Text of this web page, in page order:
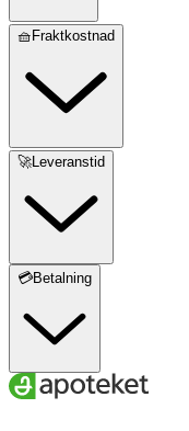
🧺Fraktkostnad
🚀Leveranstid
💳Betalning